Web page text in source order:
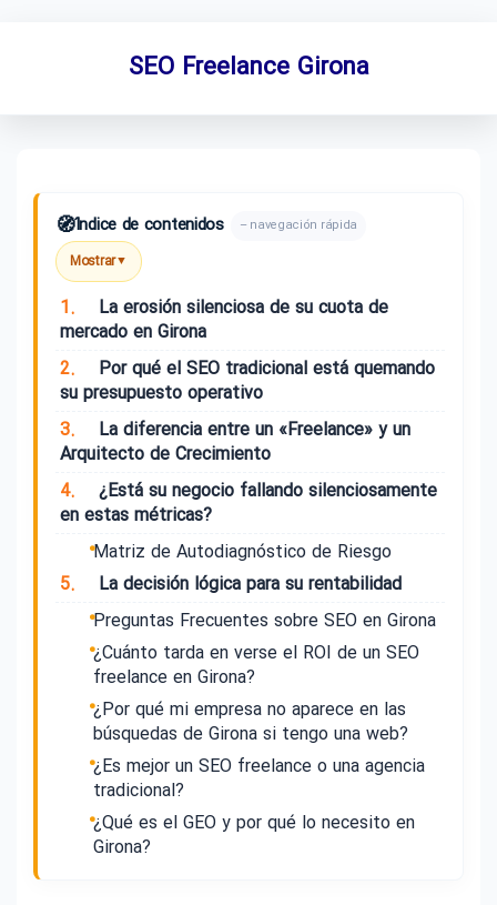
SEO Freelance Girona
🧭Índice de contenidos – navegación rápida
Mostrar▼
1.
La erosión silenciosa de su cuota de
mercado en Girona
2.
Por qué el SEO tradicional está quemando
su presupuesto operativo
3.
La diferencia entre un «Freelance» y un
Arquitecto de Crecimiento
4.
¿Está su negocio fallando silenciosamente
en estas métricas?
Matriz de Autodiagnóstico de Riesgo
5.
La decisión lógica para su rentabilidad
Preguntas Frecuentes sobre SEO en Girona
¿Cuánto tarda en verse el ROI de un SEO
freelance en Girona?
¿Por qué mi empresa no aparece en las
búsquedas de Girona si tengo una web?
¿Es mejor un SEO freelance o una agencia
tradicional?
¿Qué es el GEO y por qué lo necesito en
Girona?